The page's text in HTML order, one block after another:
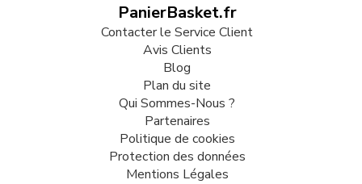
PanierBasket.fr
Contacter le Service Client
Avis Clients
Blog
Plan du site
Qui Sommes-Nous ?
Partenaires
Politique de cookies
Protection des données
Mentions Légales